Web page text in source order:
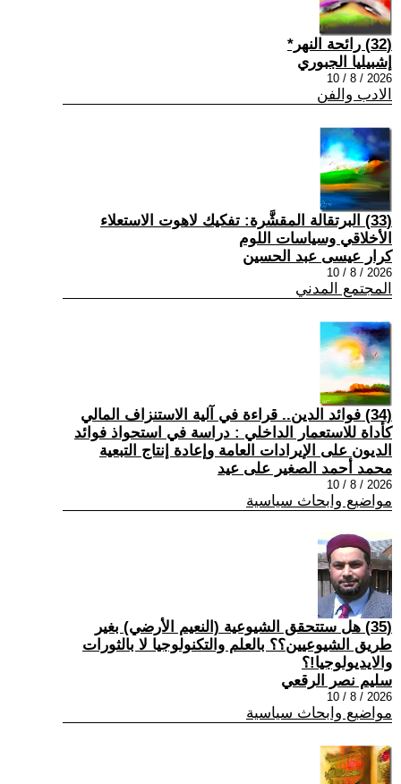
(32) رائحة النهر*
إشبيليا الجبوري
2026 / 8 / 10
الادب والفن
(33) البرتقالة المقشَّرة: تفكيك لاهوت الاستعلاء
الأخلاقي وسياسات اللوم
كرار عيسى عبد الحسين
2026 / 8 / 10
المجتمع المدني
(34) فوائد الدين.. قراءة في آلية الاستنزاف المالي
كأداة للاستعمار الداخلي : دراسة في استحواذ فوائد
الديون على الإيرادات العامة وإعادة إنتاج التبعية
محمد أحمد الصغير على عيد
2026 / 8 / 10
مواضيع وابحاث سياسية
(35) هل ستتحقق الشيوعية (النعيم الأرضي) بغير
طريق الشيوعيين؟؟ بالعلم والتكنولوجيا لا بالثورات
والايديولوجيا!؟
سليم نصر الرقعي
2026 / 8 / 10
مواضيع وابحاث سياسية